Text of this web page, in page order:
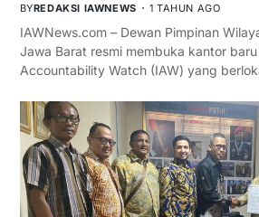
BYREDAKSI IAWNEWS 1 TAHUN AGO
IAWNews.com – Dewan Pimpinan
Jawa Barat resmi membuka kantor
Accountability Watch (IAW) yang